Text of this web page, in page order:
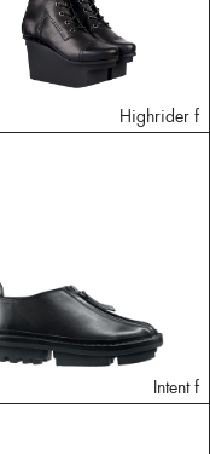
Highrider f
Intent f